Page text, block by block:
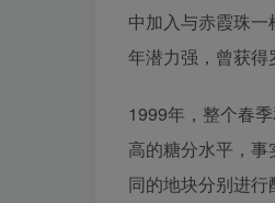
中加入与赤霞珠
年潜力强，曾获得
1999年，整个春
高的糖分水平，
同的地块分别进